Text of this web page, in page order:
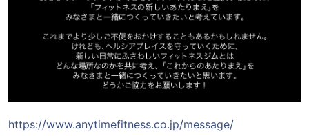
https://www.anytimefitness.co.jp/message/